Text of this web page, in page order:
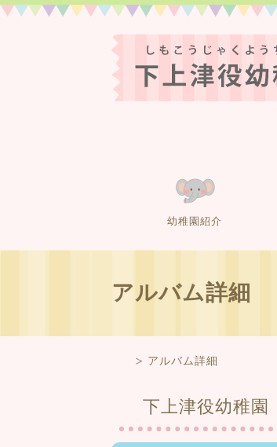
幼稚園紹介
アルバム詳細
アルバム詳細
下上津役幼稚園